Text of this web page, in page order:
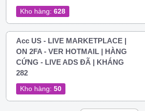
Kho hàng: 628
Acc US - LIVE MARKETPLACE |
ON 2FA - VER HOTMAIL | HÀNG
CỨNG - LIVE ADS ĐÃ | KHÁNG
282
Kho hàng: 50